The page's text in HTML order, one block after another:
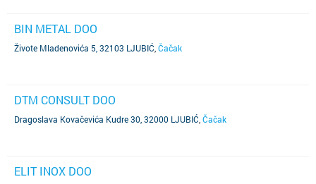
BIN METAL DOO
Živote Mladenovića 5, 32103 LJUBIĆ Čačak
DTM CONSULT DOO
Dragoslava Kovačevića Kudre 30, 32000 LJUBIĆ Čačak
ELIT INOX DOO